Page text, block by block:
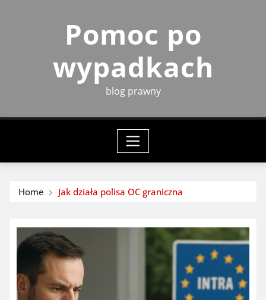
Pomoc po
wypadkach
blog prawny
Home Jak działa polisa OC graniczna